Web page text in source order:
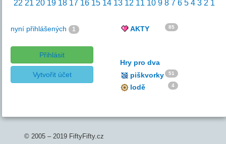
22 21 20 19 18 17 16 15 14 13 12 11 10 9 8 7 6 5 4 3 2 1
nyní přihlášených 1
Přihlásit
Vytvořit účet
AKTY 85
Hry pro dva
piškvorky
51
lodě 4
© 2005 – 2019 FiftyFifty.cz